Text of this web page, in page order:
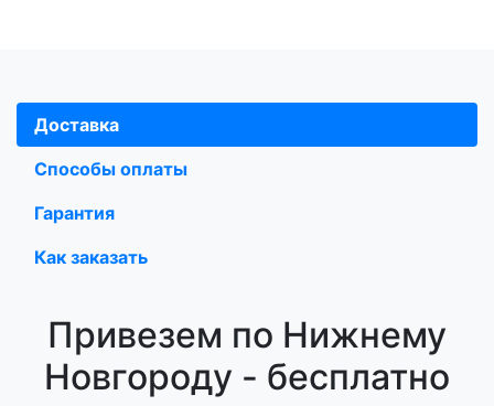
Доставка
Способы оплаты
Гарантия
Как заказать
Привезем по Нижнему
Новгороду - бесплатно